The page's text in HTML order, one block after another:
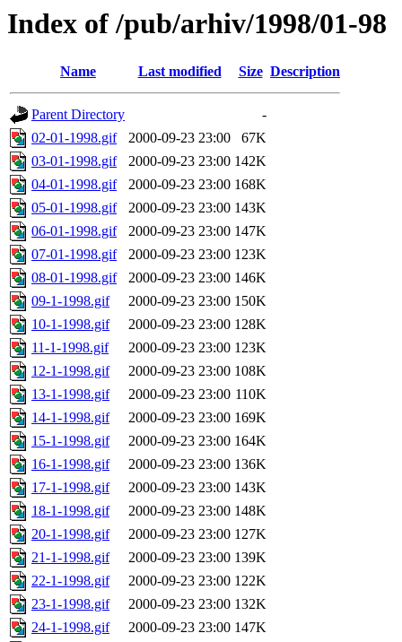
Index of /pub/arhiv/1998/01-98
Name Last modified Size Description
Parent Directory
-
02-01-1998.gif
2000-09-23 23:00
67K
03-01-1998.gif
2000-09-23 23:00 142K
04-01-1998.gif
2000-09-23 23:00 168K
05-01-1998.gif
2000-09-23 23:00 143K
06-01-1998.gif
2000-09-23 23:00 147K
07-01-1998.gif
2000-09-23 23:00 123K
08-01-1998.gif
2000-09-23 23:00 146K
09-1-1998.gif
2000-09-23 23:00 150K
10-1-1998.gif
2000-09-23 23:00 128K
11-1-1998.gif
2000-09-23 23:00 123K
12-1-1998.gif
2000-09-23 23:00 108K
13-1-1998.gif
2000-09-23 23:00 110K
14-1-1998.gif
2000-09-23 23:00 169K
15-1-1998.gif
2000-09-23 23:00 164K
16-1-1998.gif
2000-09-23 23:00 136K
17-1-1998.gif
2000-09-23 23:00 143K
18-1-1998.gif
2000-09-23 23:00 148K
20-1-1998.gif
2000-09-23 23:00 127K
21-1-1998.gif
2000-09-23 23:00 139K
22-1-1998.gif
2000-09-23 23:00 122K
23-1-1998.gif
2000-09-23 23:00 132K
24-1-1998.gif
2000-09-23 23:00 147K